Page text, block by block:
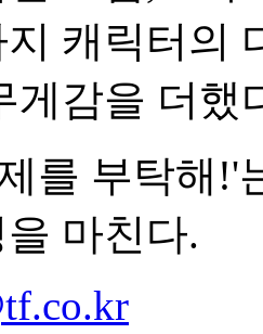
캐릭터의
게감을 더했
를 부탁해!'
마친다.